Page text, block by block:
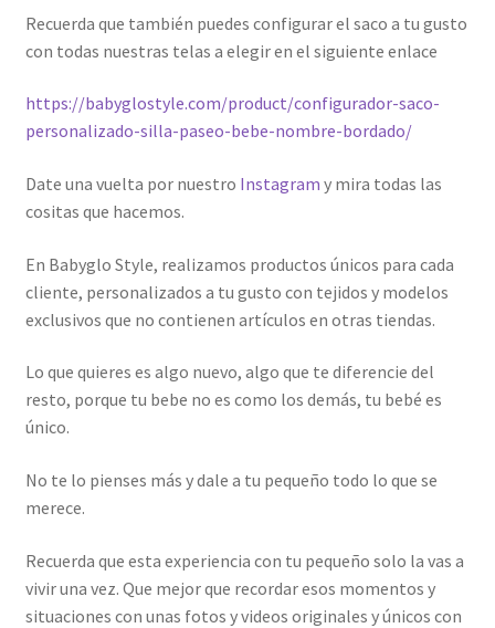
Recuerda que también puedes configurar el saco a tu gusto
con todas nuestras telas a elegir en el siguiente enlace
https://babyglostyle.com/product/configurador-saco-
personalizado-silla-paseo-bebe-nombre-bordado/
Date una vuelta por nuestro Instagram y mira todas las
cositas que hacemos.
En Babyglo Style, realizamos productos únicos para cada
cliente, personalizados a tu gusto con tejidos y modelos
exclusivos que no contienen artículos en otras tiendas.
Lo que quieres es algo nuevo, algo que te diferencie del
resto, porque tu bebe no es como los demás, tu bebé es
único.
No te lo pienses más y dale a tu pequeño todo lo que se
merece.
Recuerda que esta experiencia con tu pequeño solo la vas a
vivir una vez. Que mejor que recordar esos momentos y
situaciones con unas fotos y videos originales y únicos con